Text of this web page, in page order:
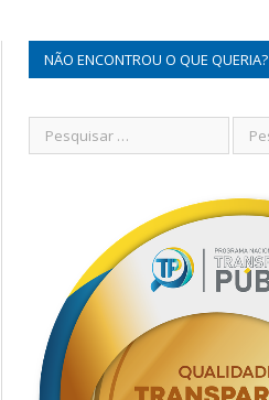
NÃO ENCONTROU O QUE QUERIA?